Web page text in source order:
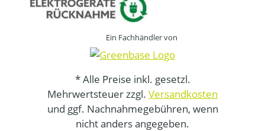
Ein Fachhändler von
* Alle Preise inkl. gesetzl.
Mehrwertsteuer zzgl. Versandkosten
und ggf. Nachnahmegebühren, wenn
nicht anders angegeben.